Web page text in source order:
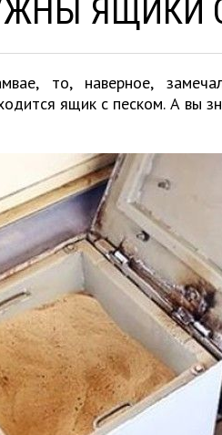
ЯЩИКИ
то, наверное,
ящик с песком. А вы